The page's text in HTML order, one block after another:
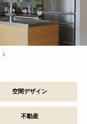
空間デザイン
不動産